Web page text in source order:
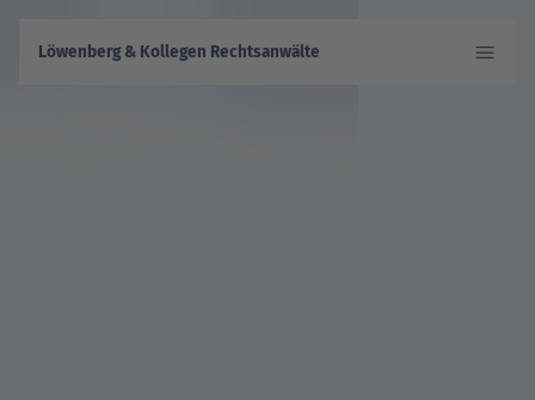
Löwenberg & Kollegen Rechtsanwälte